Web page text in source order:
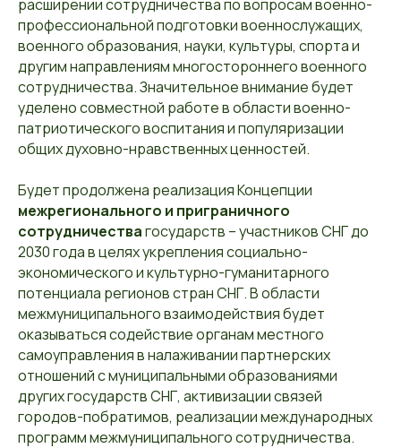
расширении сотрудничества по вопросам военно-
профессиональной подготовки военнослужащих,
военного образования, науки, культуры, спорта и
другим направлениям многостороннего военного
сотрудничества. Значительное внимание будет
уделено совместной работе в области военно-
патриотического воспитания и популяризации
общих духовно-нравственных ценностей.
Будет продолжена реализация Концепции
межрегионального и приграничного
сотрудничествагосударств – участников СНГ до
2030 года в целях укрепления социально-
экономического и культурно-гуманитарного
потенциала регионов стран СНГ. В области
межмуниципального взаимодействия будет
оказываться содействие органам местного
самоуправления в налаживании партнерских
отношений с муниципальными образованиями
других государств СНГ, активизации связей
городов-побратимов, реализации международных
программ межмуниципального сотрудничества.